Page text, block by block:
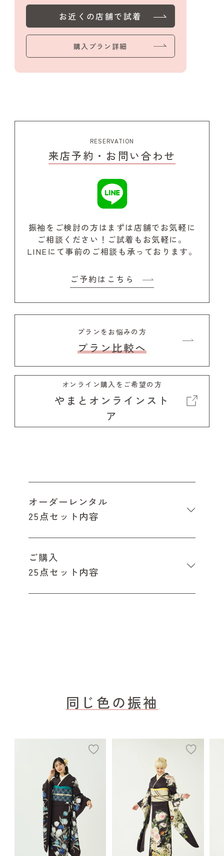
お近くの店舗で試着
購入プラン詳細
RESERVATION
来店予約・お問い合わせ
振袖をご検討の方はまずは店舗でお気軽に
ご相談ください！ ご試着もお気軽に。
LINEにて事前のご相談も承っております。
ご予約はこちら
プランをお悩みの方
プラン比較へ
オンライン購入をご希望の方
やまとオンラインスト
ア
オーダーレンタル
25点セット内容
ご購入
25点セット内容
同じ色の振袖